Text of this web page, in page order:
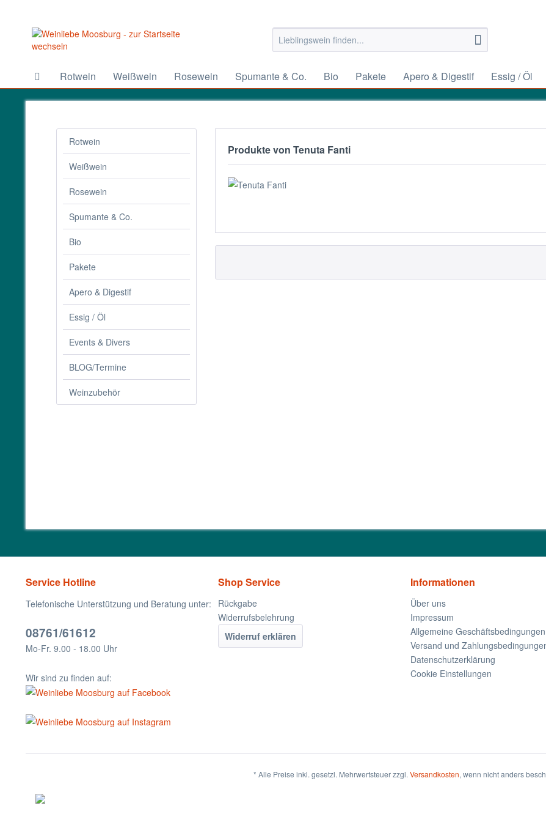
Rotwein Weißwein Rosewein Spumante & Co. Bio Pakete Apero & Digestif Essig / Öl
Rotwein
Weißwein
Rosewein
Spumante & Co.
Bio
Pakete
Apero & Digestif
Essig / Öl
Events & Divers
BLOG/Termine
Weinzubehör
Produkte von Tenuta Fanti
Service Hotline
Telefonische Unterstützung und Beratung unter:
08761/61612
Mo-Fr. 9.00 - 18.00 Uhr
Wir sind zu finden auf:
Shop Service
Rückgabe
Widerrufsbelehrung
Widerruf erklären
Informationen
Über uns
Impressum
Allgemeine Geschäftsbedingungen
Versand und
Datenschutzerklärung
Cookie Einstellungen
* Alle Preise inkl. gesetzl. Mehrwertsteuer zzgl. Versandkosten, wenn nicht anders